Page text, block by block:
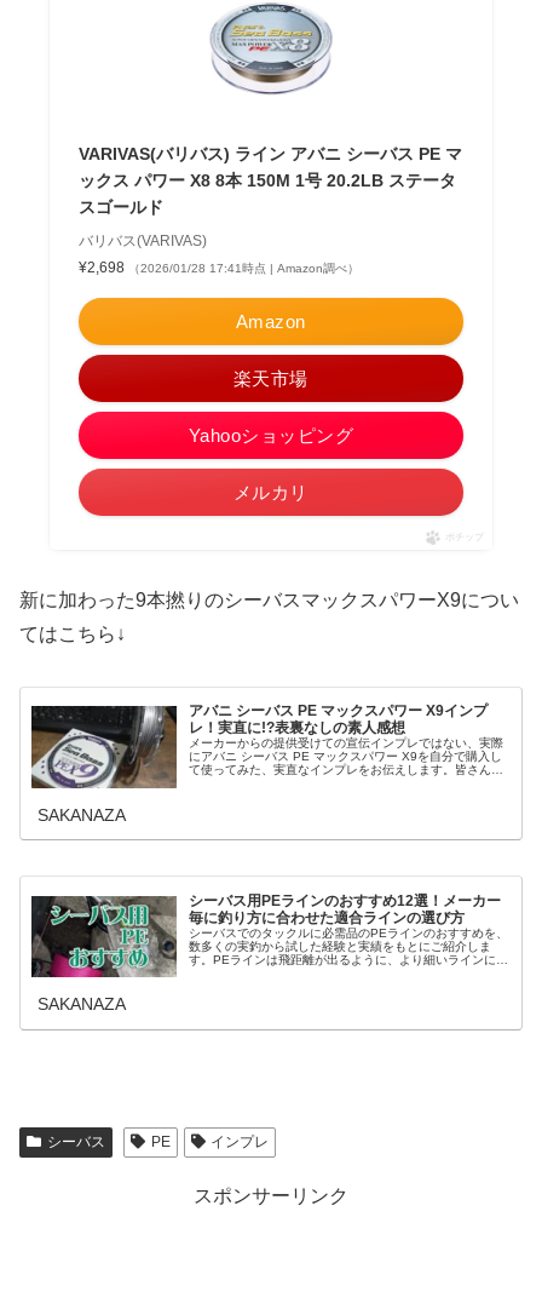
VARIVAS(バリバス) ライン アバニ シーバス PE マ
ックス パワー X8 8本 150M 1号 20.2LB ステータ
スゴールド
バリバス(VARIVAS)
¥2,698
（2026/01/28 17:41時点 | Amazon調べ）
Amazon
楽天市場
Yahooショッピング
メルカリ
ポチップ
新に加わった9本撚りのシーバスマックスパワーX9につい
てはこちら↓
アバニ シーバス PE マックスパワー X9インプ
レ！実直に!?表裏なしの素人感想
メーカーからの提供受けての宣伝インプレではない、実際
にアバニ シーバス PE マックスパワー X9を自分で購入し
て使ってみた、実直なインプレをお伝えします。皆さんも
SAKANAZA
シーバス用PEラインのおすすめ12選！メーカー
毎に釣り方に合わせた適合ラインの選び方
シーバスでのタックルに必需品のPEラインのおすすめを、
数多くの実釣から試した経験と実績をもとにご紹介しま
す。PEラインは飛距離が出るように、より細いラインにす
SAKANAZA
シーバス PE インプレ
スポンサーリンク